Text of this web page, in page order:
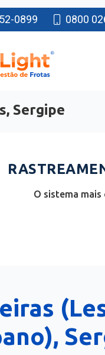
0899 0800
Sergipe
O sistema mais